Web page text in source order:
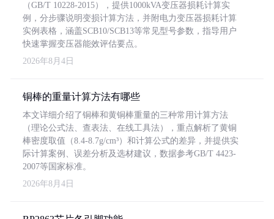
（GB/T 10228-2015），提供1000kVA变压器损耗计算实
例，分步骤说明变损计算方法，并附电力变压器损耗计算
实例表格，涵盖SCB10/SCB13等常见型号参数，指导用户
快速掌握变压器能效评估要点。
2026年8月4日
铜棒的重量计算方法有哪些
本文详细介绍了铜棒和黄铜棒重量的三种常用计算方法
（理论公式法、查表法、在线工具法），重点解析了黄铜
棒密度取值（8.4-8.7g/cm³）和计算公式的差异，并提供实
际计算案例、误差分析及选材建议，数据参考GB/T 4423-
2007等国家标准。
2026年8月4日